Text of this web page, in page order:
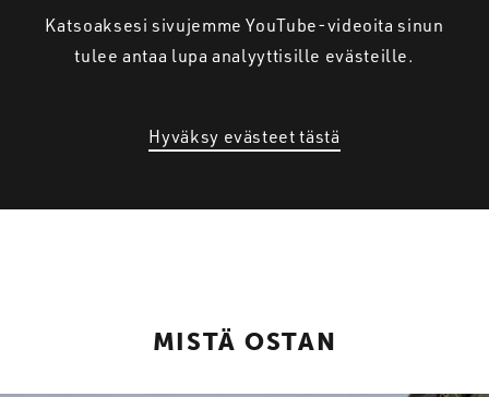
Katsoaksesi sivujemme YouTube-videoita sinun
tulee antaa lupa analyyttisille evästeille.
Hyväksy evästeet tästä
MISTÄ OSTAN